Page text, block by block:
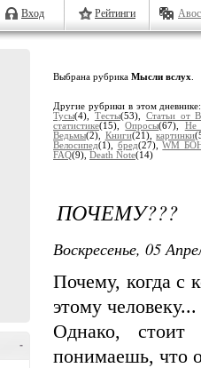
Вход Рейтинги
-
Выбрана рубрика Мысли вслух
Другие рубрики в этом
Тусы(4), Тесты(53), Статьи от
статистике(15),Опросы(67), Не
Ведьмы(2), Книги(21),картинки
Велосипед(1), бред(27),WM
FAQ(9), Death Note(14)
ПОЧЕМУ???
Воскресенье, 05
Почему, когда с
этому человеку...
Однако,
понимаешь, что